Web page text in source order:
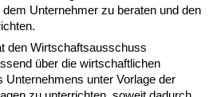
Unternehmer zu beraten und den
den Wirtschaftsausschuss
über die wirtschaftlichen
Unternehmens unter Vorlage der